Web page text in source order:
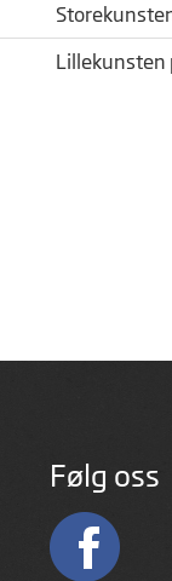
Lillekunsten
Følg oss